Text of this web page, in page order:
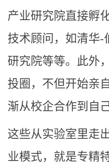
产业研究院直接孵
技术顾问‌，如清华-
研究院等等。此外
投圈，不但开始亲
渐从校企合作到自
这些从实验室里走
业模式，就是专精